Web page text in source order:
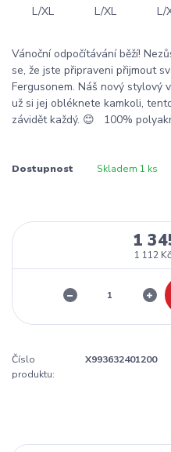
Vánoční odpočítávání běží!
se, že jste připraveni přijmout
Fergusonem. Náš nový stylový
už si jej obléknete kamkoli,
závidět každý. 😊 100%
Dostupnost Skladem 1 ks
1
1 112 Kč
Číslo
produktu:
X993632401200